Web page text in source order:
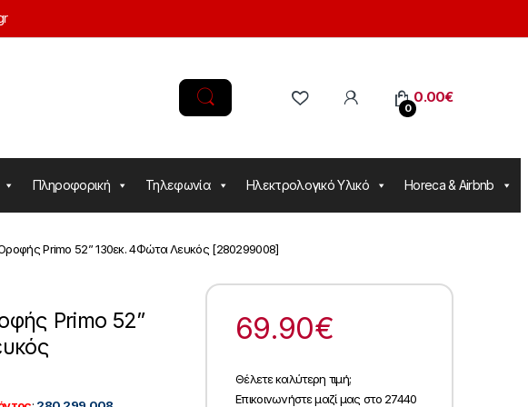
0
0.00€
Πληροφορική Τηλεφωνία Ηλεκτρολογικό Υλικό Horeca & Airbnb
Primo 52” 130εκ. 4Φώτα Λευκός [280299008]
Primo 52”
69.90€
Θέλετε καλύτερη τιμή;
Επικοινωνήστε μαζί μας στο 27440